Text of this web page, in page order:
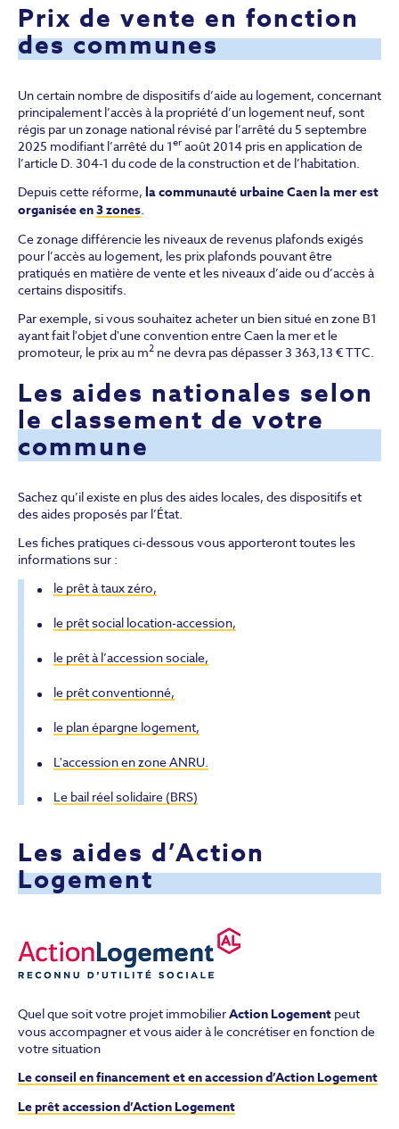
Prix de vente en fonction
des communes
Un certain nombre de dispositifs d’aide au logement, concernant
principalement l’accès à la propriété d’un logement neuf, sont
régis par un zonage national révisé par l’arrêté du 5 septembre
2025 modifiant l’arrêté du 1eraoût 2014 pris en application de
l’article D. 304-1 du code de la construction et de l’habitation.
Depuis cette réforme, la communauté urbaine Caen la mer est
organisée en3 zones.
Ce zonage différencie les niveaux de revenus plafonds exigés
pour l’accès au logement, les prix plafonds pouvant être
pratiqués en matière de vente et les niveaux d’aide ou d’accès à
certains dispositifs.
Par exemple, si vous souhaitez acheter un bien situé en zone B1
ayant fait l'objet d'une convention entre Caen la mer et le
promoteur, le prix au m2 ne devra pas dépasser 3 363,13 € TTC.
Les aides nationales selon
le classement de votre
commune
Sachez qu’il existe en plus des aides locales, des dispositifs et
des aides proposés par l’État.
Les fiches pratiques ci-dessous vous apporteront toutes les
informations sur :
le prêt à taux zéro,
le prêt social location-accession,
le prêt à l’accession sociale,
le prêt conventionné,
le plan épargne logement,
L'accession en zone ANRU.
Le bail réel solidaire (BRS)
Les aides d’Action
Logement
Quel que soit votre projet immobilierAction Logement peut
vous accompagner et vous aider à le concrétiser en fonction de
votre situation
Le conseil en financement et en accession d’Action Logement
Le prêt accession d’Action Logement